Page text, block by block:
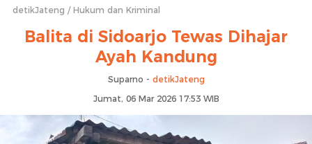
detikJateng Hukum dan Kriminal
Balita di Sidoarjo Tewas Dihajar
Ayah Kandung
Suparno - detikJateng
Jumat, 06 Mar 2026 17:53 WIB